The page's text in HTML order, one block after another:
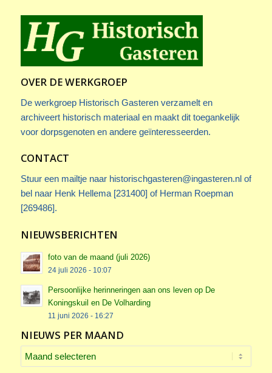
OVER DE WERKGROEP
De werkgroep Historisch Gasteren verzamelt en
archiveert historisch materiaal en maakt dit toegankelijk
voor dorpsgenoten en andere geïnteresseerden.
CONTACT
Stuur een mailtje naar historischgasteren@ingasteren.nlof
bel naar Henk Hellema [231400] of Herman Roepman
[269486].
NIEUWSBERICHTEN
foto van de maand (juli 2026)
24 juli 2026 - 10:07
Persoonlijke herinneringen aan ons leven op De
Koningskuil en De Volharding
11 juni 2026 - 16:27
NIEUWS PER MAAND